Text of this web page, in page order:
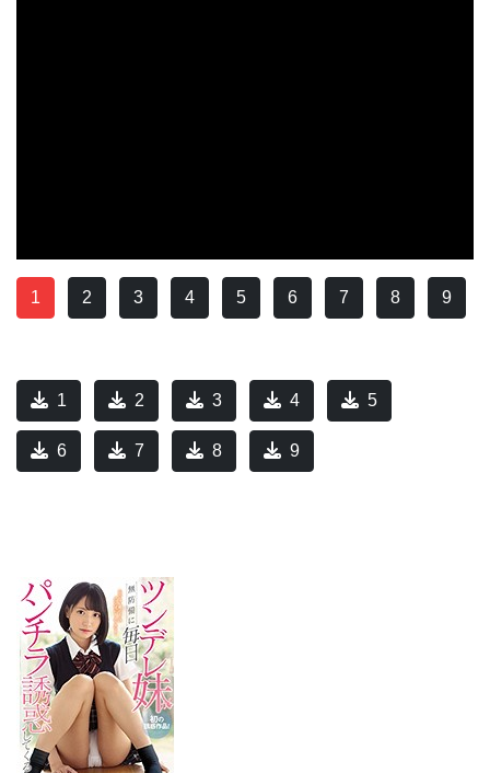
1 2 3 4 5 6 7 8 9
1 2 3 4 5
6 7 8 9